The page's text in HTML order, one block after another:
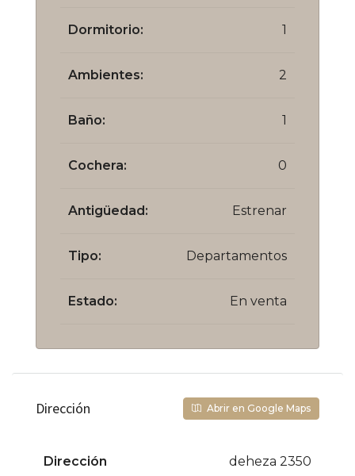
Dormitorio: 1
Ambientes: 2
Baño: 1
Cochera: 0
Antigüedad: Estrenar
Tipo: Departamentos
Estado: En venta
Dirección Abrir en Google Maps
Dirección deheza 2350